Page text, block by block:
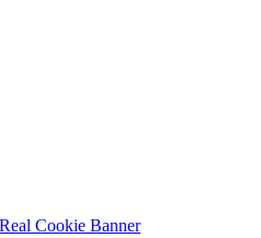
Cookie Banner